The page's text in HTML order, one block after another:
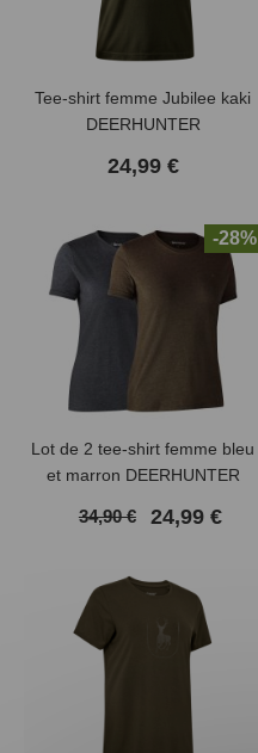
Tee-shirt femme Jubilee kaki
DEERHUNTER
24,99 €
-28%
Lot de 2 tee-shirt femme bleu
et marron DEERHUNTER
34,90 € 24,99 €